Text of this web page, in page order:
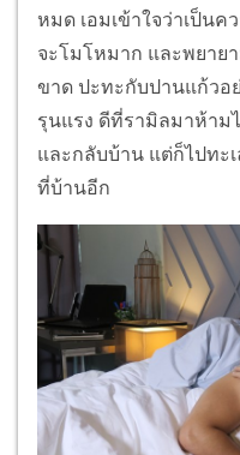
หมด เอมเข้าใจว่าเป็น
จะโมโหมาก และพยา
ขาด ปะทะกับปานแก้วอ
รุนแรง ดีที่รามิลมาห้าม
และกลับบ้าน แต่ก็ไปทะ
ที่บ้านอีก